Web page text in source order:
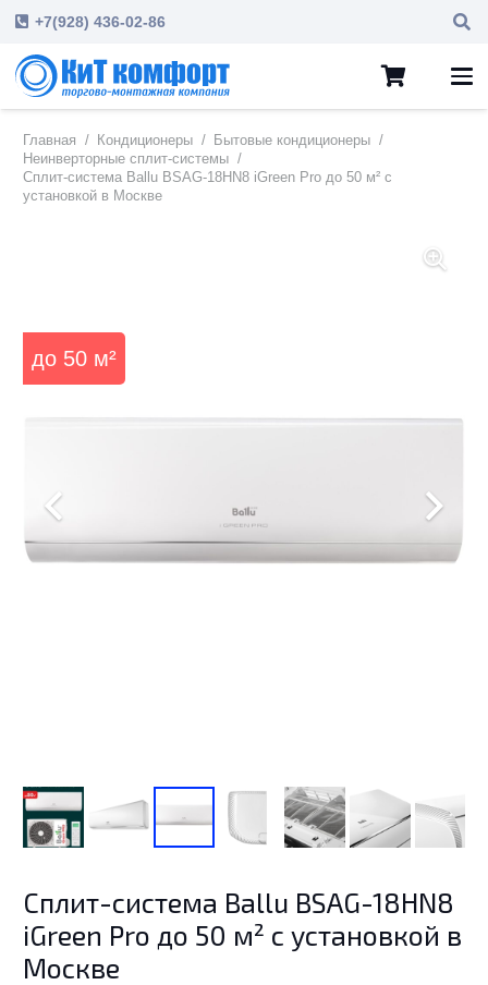
+7(928) 436-02-86
Главная / Кондиционеры / Бытовые кондиционеры /
Неинверторные сплит-системы /
Сплит-система Ballu BSAG-18HN8 iGreen Pro до 50 м² с
установкой в Москве
до 50 м²
Сплит-система Ballu BSAG-18HN8
iGreen Pro до 50 м² с установкой в
Москве